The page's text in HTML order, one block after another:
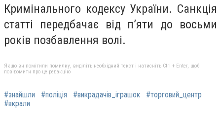
Кримінального кодексу України. Санкція
статті передбачає від п’яти до восьми
років позбавлення волі.
Якщо ви помітили помилку, виділіть необхідний текст і натисніть Ctrl + Enter, щоб
повідомити про це редакцію
#знайшли #поліція #викрадачів_іграшок
#торговий_центр
#вкрали